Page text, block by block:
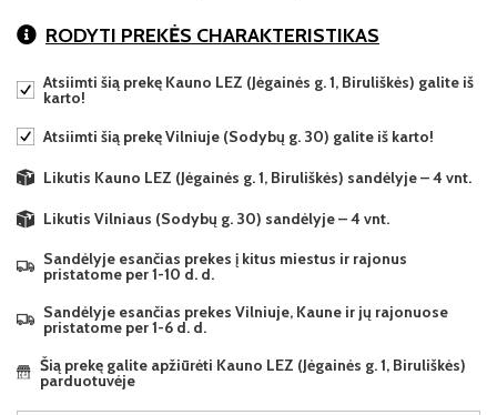
RODYTI PREKĖS CHARAKTERISTIKAS
Atsiimti šią prekę Kauno LEZ (Jėgainės g. 1, Biruliškės) galite iš
karto!
Atsiimti šią prekę Vilniuje (Sodybų g. 30) galite iš karto!
Likutis Kauno LEZ (Jėgainės g. 1, Biruliškės) sandėlyje – 4 vnt.
Likutis Vilniaus (Sodybų g. 30) sandėlyje – 4 vnt.
Sandėlyje esančias prekes į kitus miestus ir rajonus
pristatome per 1-10 d. d.
Sandėlyje esančias prekes Vilniuje, Kaune ir jų rajonuose
pristatome per 1-6 d. d.
Šią prekę galite apžiūrėti Kauno LEZ (Jėgainės g. 1, Biruliškės)
parduotuvėje